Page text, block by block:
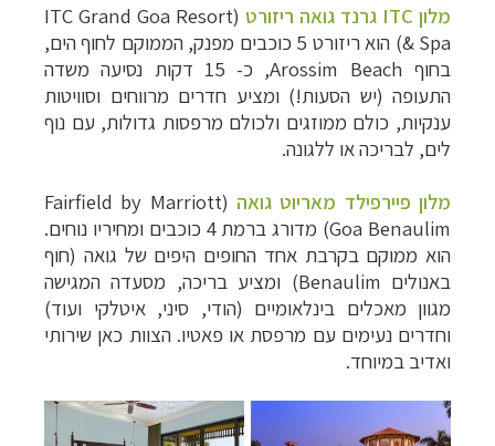
מלון ITC גרנד גואה ריזורט (
ITC Grand Goa Resort
& Spa
) הוא ריזורט 5 כוכבים מפנק, הממוקם לחוף הים,
בחוף Arossim Beach
, כ- 15 דקות נסיעה משדה
התעופה (יש הסעות!) ומציע חדרים מרווחים וסוויטות
ענקיות, כולם ממוזגים ולכולם מרפסות גדולות, עם נוף
לים, לבריכה או ללגונה.
מלון פיירפילד מאריוט גואה (
Fairfield by Marriott
Goa Benaulim
) מדורג ברמת 4 כוכבים ומחיריו נוחים.
הוא ממוקם בקרבת אחד החופים היפים של גואה (חוף
באנולים Benaulim) ומציע בריכה, מסעדה המגישה
מגוון מאכלים בינלאומיים (הודי, סיני, איטלקי ועוד)
וחדרים נעימים עם מרפסת או פאטיו. הצוות כאן שירותי
ואדיב במיוחד.